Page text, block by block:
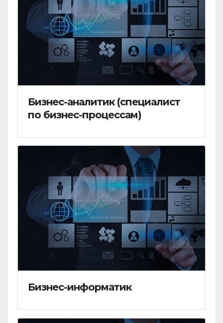
Бизнес-аналитик (специалист
по бизнес-процессам)
Бизнес-информатик